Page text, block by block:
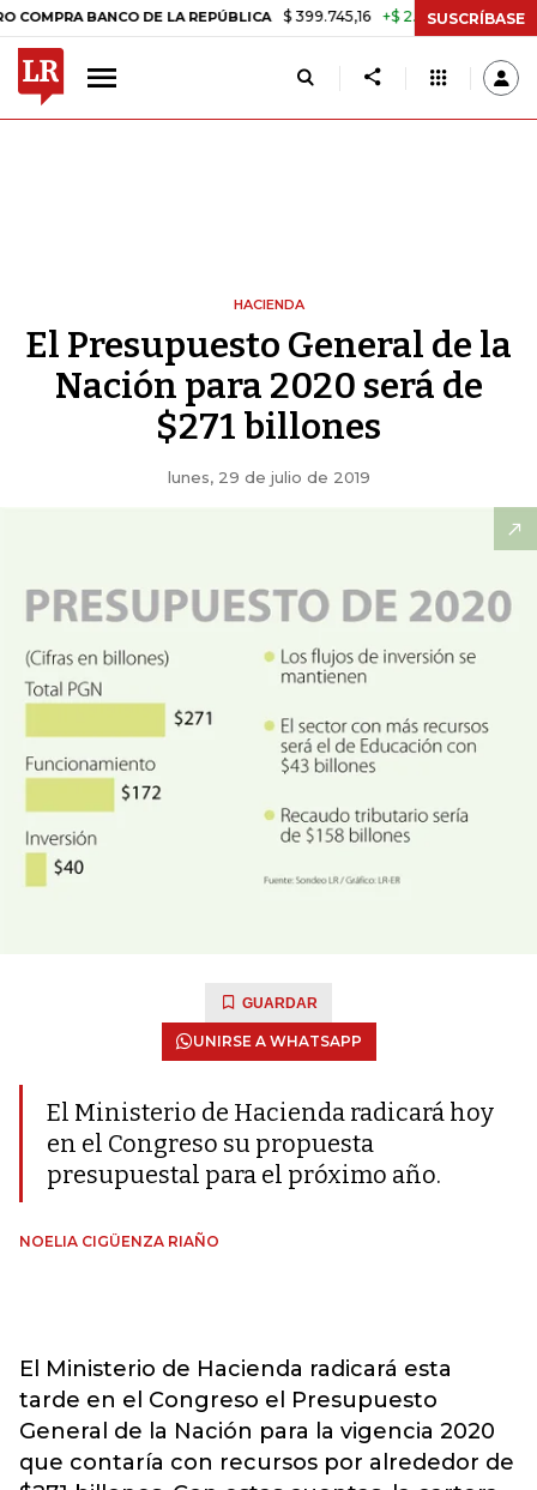
BANCO DE LA REPÚBLICA $ 399.745,16 +$ 2.295,71 +0,58%
SUSCRÍBASE
HACIENDA
El Presupuesto General de la
Nación para 2020 será de
$271 billones
lunes, 29 de julio de 2019
GUARDAR
UNIRSE A WHATSAPP
El Ministerio de Hacienda radicará hoy
en el Congreso su propuesta
presupuestal para el próximo año.
NOELIA CIGÜENZA RIAÑO
El Ministerio de Hacienda radicará esta
tarde en el Congreso el Presupuesto
General de la Nación para la vigencia 2020
que contaría con recursos por alrededor de